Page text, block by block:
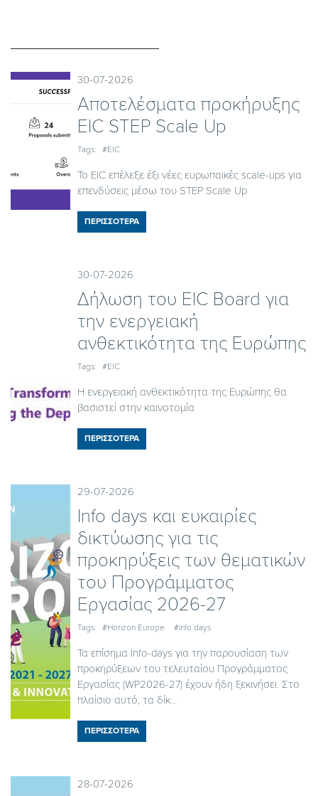
30-07-2026
Αποτελέσματα προκήρυξης
EIC STEP Scale Up
Tags: #EIC
Το EIC επέλεξε έξι νέες ευρωπαϊκές scale-ups για
επενδύσεις μέσω του STEP Scale Up
ΠΕΡΙΣΣΟΤΕΡΑ
30-07-2026
Δήλωση του EIC Board για
την ενεργειακή
ανθεκτικότητα της Ευρώπης
Tags: #EIC
Η ενεργειακή ανθεκτικότητα της Ευρώπης θα
βασιστεί στην καινοτομία
ΠΕΡΙΣΣΟΤΕΡΑ
29-07-2026
Ιnfo days και ευκαιρίες
δικτύωσης για τις
προκηρύξεις των θεματικών
του Προγράμματος
Εργασίας 2026-27
Tags: #Horizon Europe #info days
Τα επίσημα Info-days για την παρουσίαση των
προκηρύξεων του τελευταίου Προγράμματος
Εργασίας (WP2026-27) έχουν ήδη ξεκινήσει. Στο
πλαίσιο αυτό, τα δίκ...
ΠΕΡΙΣΣΟΤΕΡΑ
28-07-2026